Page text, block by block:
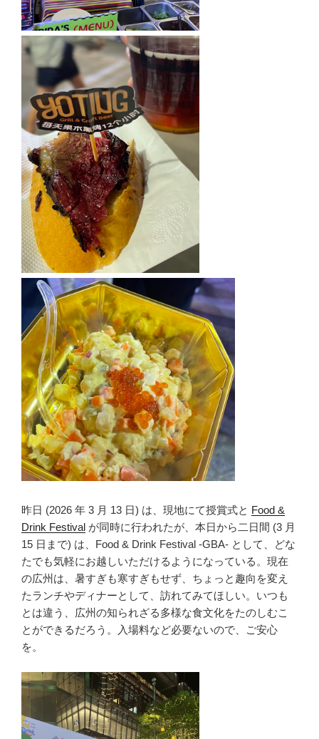
昨日 (2026 年 3 月 13 日) は、現地にて授賞式と Food &
Drink Festival が同時に行われたが、本日から二日間 (3 月
15 日まで) は、Food & Drink Festival -GBA- として、どな
たでも気軽にお越しいただけるようになっている。現在
の広州は、暑すぎも寒すぎもせず、ちょっと趣向を変え
たランチやディナーとして、訪れてみてほしい。いつも
とは違う、広州の知られざる多様な食文化をたのしむこ
とができるだろう。入場料など必要ないので、ご安心
を。